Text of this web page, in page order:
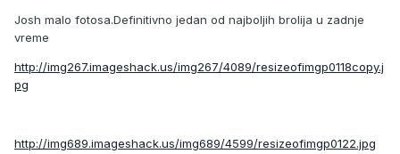
Josh malo fotosa.Definitivno jedan od najboljih brolija u zadnje
vreme
http://img267.imageshack.us/img267/4089/resizeofimgp0118copy.j
pg
http://img689.imageshack.us/img689/4599/resizeofimgp0122.jpg